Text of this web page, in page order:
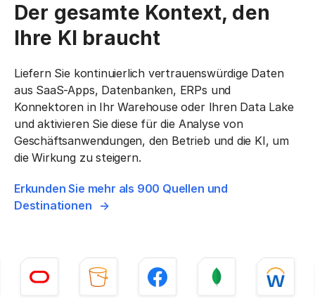
Der gesamte Kontext, den
Ihre KI braucht
Liefern Sie kontinuierlich vertrauenswürdige Daten
aus SaaS-Apps, Datenbanken, ERPs und
Konnektoren in Ihr Warehouse oder Ihren Data Lake
und aktivieren Sie diese für die Analyse von
Geschäftsanwendungen, den Betrieb und die KI, um
die Wirkung zu steigern.
Erkunden Sie mehr als 900 Quellen und
Destinationen